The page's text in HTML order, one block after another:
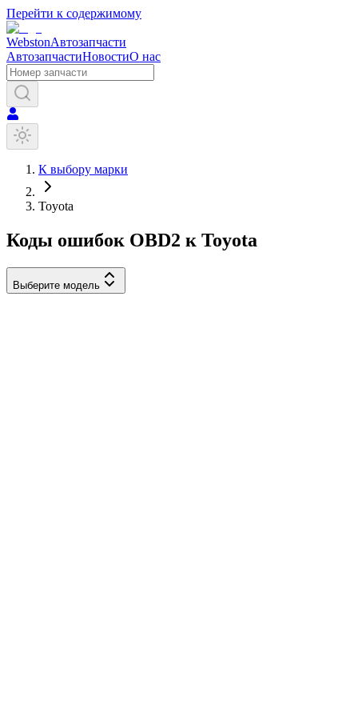
Перейти к содержимому
WebstonАвтозапчасти
АвтозапчастиНовостиО нас
К выбору марки
Toyota
Коды ошибок OBD2 к Toyota
Выберите модель